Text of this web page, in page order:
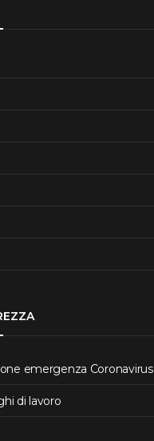
emergenza Coronavirus
di lavoro